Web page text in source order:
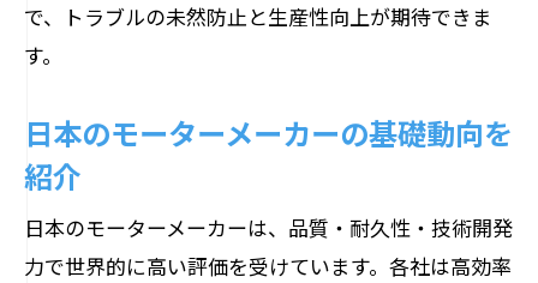
ト
今注目の日本モーターメーカー動向まと
日本のモーターメーカー動向と今後の展望
日本モーターメーカーの市場動向を分析
で、トラブルの未然防止と生産性向上が期待できま
す。
日本のモーターメーカーの基礎動向を
紹介
日本のモーターメーカーは、品質・耐久性・技術開発
力で世界的に高い評価を受けています。各社は高効率